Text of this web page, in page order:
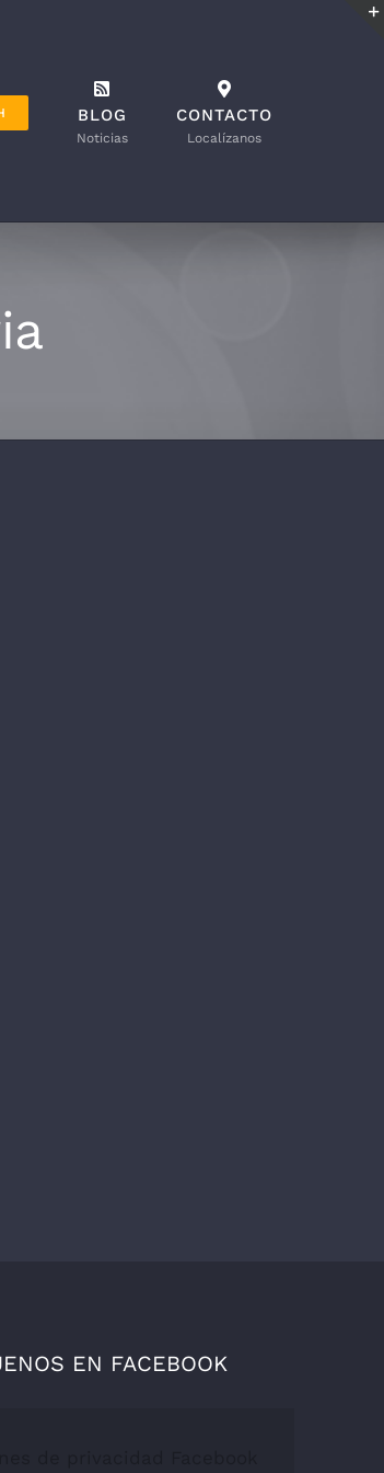
BLOG
Noticias
CONTACTO
Localízanos
EN FACEBOOK